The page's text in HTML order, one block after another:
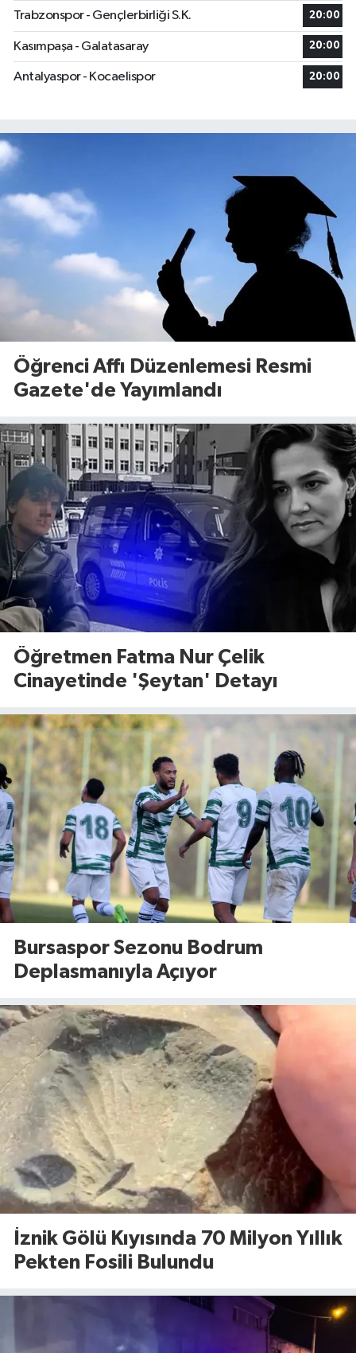
Trabzonspor - Gençlerbirliği S.K. 20:00
Kasımpaşa - Galatasaray 20:00
Antalyaspor - Kocaelispor 20:00
Öğrenci Affı Düzenlemesi Resmi
Gazete'de Yayımlandı
Öğretmen Fatma Nur Çelik
Cinayetinde 'Şeytan' Detayı
Bursaspor Sezonu Bodrum
Deplasmanıyla Açıyor
İznik Gölü Kıyısında 70 Milyon Yıllık
Pekten Fosili Bulundu